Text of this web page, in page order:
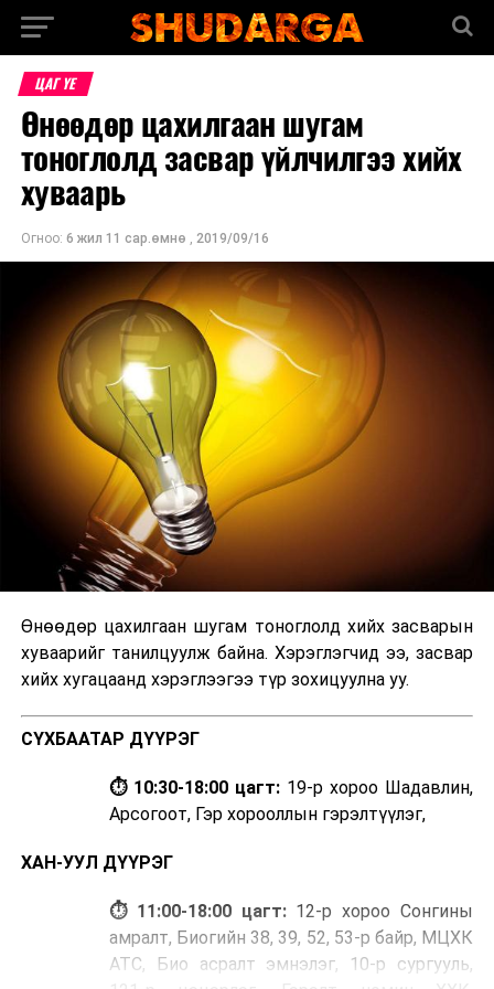
ЦАГ ҮЕ
Өнөөдөр цахилгаан шугам
тоноглолд засвар үйлчилгээ хийх
хуваарь
Огноо: 6 жил 11 сар.өмнө , 2019/09/16
Өнөөдөр цахилгаан шугам тоноглолд хийх засварын
хуваарийг танилцуулж байна. Хэрэглэгчид ээ, засвар
хийх хугацаанд хэрэглээгээ түр зохицуулна уу.
СҮХБААТАР ДҮҮРЭГ
⏱ 10:30-18:00 цагт:19-р хороо Шадавлин,
Арсогоот, Гэр хорооллын гэрэлтүүлэг,
ХАН-УУЛ ДҮҮРЭГ
⏱ 11:00-18:00 цагт:12-р хороо Сонгины
амралт, Биогийн 38, 39, 52, 53-р байр, МЦХК
АТС, Био асралт эмнэлэг, 10-р сургууль,